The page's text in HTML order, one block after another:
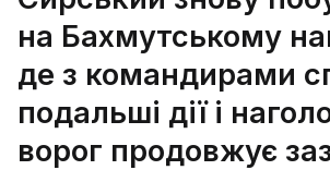
на Бахмутському
де з командирами
подальші дії і
ворог продовжує